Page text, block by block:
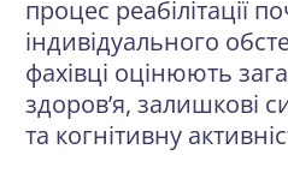
процес реабілітації
індивідуального
фахівці оцінюють
здоров’я, залишкові
та когнітивну